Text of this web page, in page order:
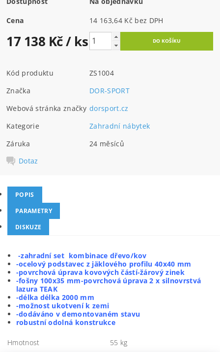
Cena 14 163,64 Kč bez DPH
17 138 Kč/ ks
Kód produktu
ZS1004
Značka
DOR-SPORT
Webová stránka značky dorsport.cz
Kategorie
Zahradní nábytek
Záruka
24 měsíců
Dotaz
POPIS
PARAMETRY
DISKUZE
-zahradní set kombinace dřevo/kov
-ocelový podstavec z jäklového profilu 40x40 mm
-povrchová úprava kovových částí-žárový zinek
-fošny 100x35 mm-povrchová úprava 2 x silnovrstvá
lazura TEAK
-délka délka 2000 mm
-možnost ukotvení k zemi
-dodáváno v demontovaném stavu
robustní odolná konstrukce
Hmotnost 55 kg